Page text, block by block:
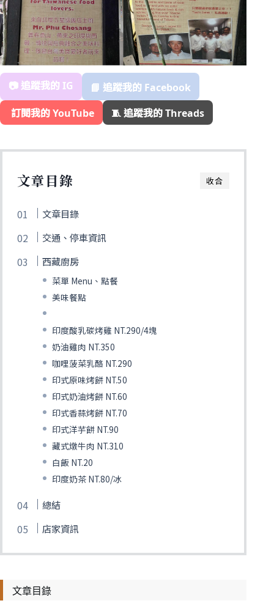
📷 追蹤我的 IG
📘 追蹤我的 Facebook
️ 訂閱我的 YouTube
🧵 追蹤我的 Threads
收合
文章目錄
文章目錄
交通、停車資訊
西藏廚房
菜單 Menu、點餐
美味餐點
印度酸乳碳烤雞 NT.290/4塊
奶油雞肉 NT.350
咖哩菠菜乳酪 NT.290
印式原味烤餅 NT.50
印式奶油烤餅 NT.60
印式香蒜烤餅 NT.70
印式洋芋餅 NT.90
藏式燉牛肉 NT.310
白飯 NT.20
印度奶茶 NT.80/冰
總結
店家資訊
文章目錄